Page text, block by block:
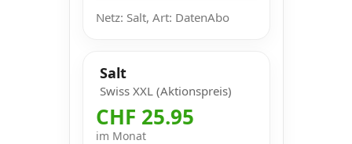
Netz: Salt, Art: DatenAbo
Salt
Swiss XXL (Aktionspreis)
CHF 25.95
im Monat